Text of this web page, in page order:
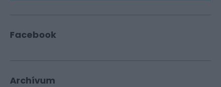
Facebook
Archívum